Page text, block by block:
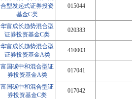
合型发起式证券投资
基金C类
015044
华富成长趋势混合型
证券投资基金C类
020383
华富成长趋势混合型
证券投资基金A类
410003
富国碳中和混合型证
券投资基金A类
017041
富国碳中和混合型证
券投资基金C类
017042